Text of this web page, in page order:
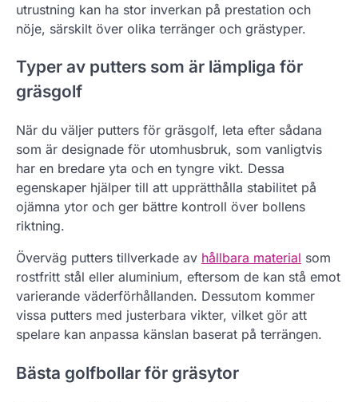
utrustning kan ha stor inverkan på prestation och
nöje, särskilt över olika terränger och grästyper.
Typer av putters som är lämpliga för
gräsgolf
När du väljer putters för gräsgolf, leta efter sådana
som är designade för utomhusbruk, som vanligtvis
har en bredare yta och en tyngre vikt. Dessa
egenskaper hjälper till att upprätthålla stabilitet på
ojämna ytor och ger bättre kontroll över bollens
riktning.
Överväg putters tillverkade av hållbara material som
rostfritt stål eller aluminium, eftersom de kan stå emot
varierande väderförhållanden. Dessutom kommer
vissa putters med justerbara vikter, vilket gör att
spelare kan anpassa känslan baserat på terrängen.
Bästa golfbollar för gräsytor